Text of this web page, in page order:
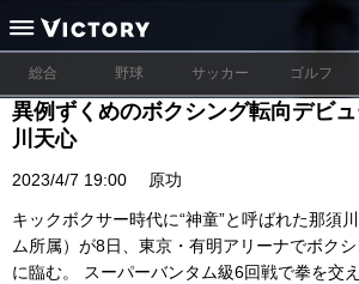
総合 野球 サッカー ゴルフ
異例ずくめのボクシング転向デビ
川天心
2023/4/7 19:00 原功
キックボクサー時代に“神童”と呼ばれた那須
ム所属）が8日、東京・有明アリーナでボク
に臨む。 スーパーバンタム級6回戦で拳を交